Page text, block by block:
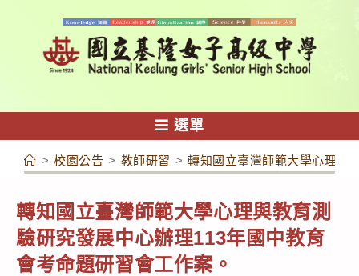
容
選單
> 校園公告 > 教師研習 > 轉知國立臺灣師範大學心理與
轉知國立臺灣師範大學心理與教育測
驗研究發展中心辦理113年國中教育
會考命題研習會工作案。